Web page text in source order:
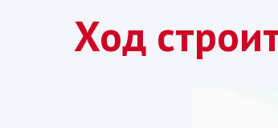
Ход